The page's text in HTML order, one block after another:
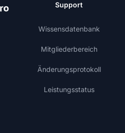
Support
Wissensdatenbank
Mitgliederbereich
Änderungsprotokoll
Leistungsstatus